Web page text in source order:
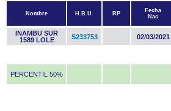
Nombre H.B.U. RP
Fecha
Nac
INAMBU SUR
1589 LOLE
S233753 02/03/2021
PERCENTIL 50%